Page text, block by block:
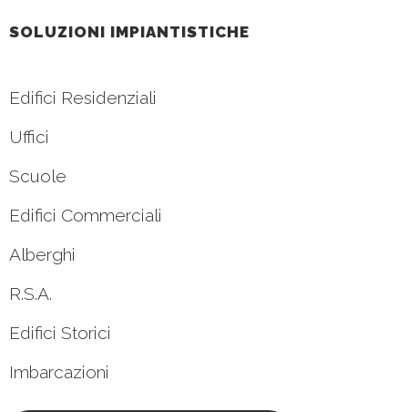
SOLUZIONI IMPIANTISTICHE
Edifici Residenziali
Uffici
Scuole
Edifici Commerciali
Alberghi
R.S.A.
Edifici Storici
Imbarcazioni